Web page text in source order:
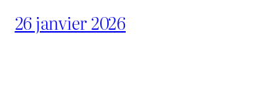
26 janvier 2026